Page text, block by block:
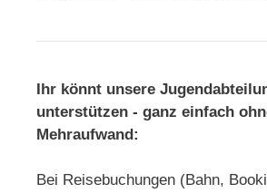
Ihr könnt unsere
unterstützen - ganz einfach
Mehraufwand:
Bei Reisebuchungen (Bahn,